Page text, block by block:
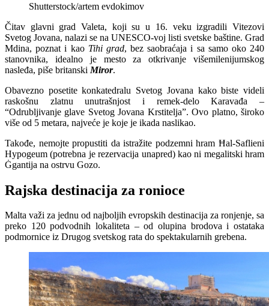
Shutterstock/artem evdokimov
Čitav glavni grad Valeta, koji su u 16. veku izgradili Vitezovi
Svetog Jovana, nalazi se na UNESCO-voj listi svetske baštine. Grad
Mdina, poznat i kao Tihi grad, bez saobraćaja i sa samo oko 240
stanovnika, idealno je mesto za otkrivanje višemilenijumskog
nasleđa, piše britanski Miror.
Obavezno posetite konkatedralu Svetog Jovana kako biste videli
raskošnu zlatnu unutrašnjost i remek-delo Karavađa –
“Odrubljivanje glave Svetog Jovana Krstitelja”. Ovo platno, široko
više od 5 metara, najveće je koje je ikada naslikao.
Takođe, nemojte propustiti da istražite podzemni hram Ħal-Saflieni
Hypogeum (potrebna je rezervacija unapred) kao ni megalitski hram
Ġgantija na ostrvu Gozo.
Rajska destinacija za ronioce
Malta važi za jednu od najboljih evropskih destinacija za ronjenje, sa
preko 120 podvodnih lokaliteta – od olupina brodova i ostataka
podmornice iz Drugog svetskog rata do spektakularnih grebena.